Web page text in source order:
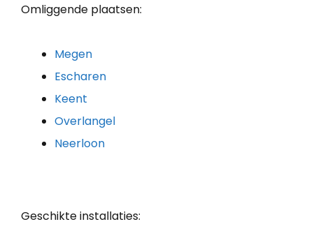
Omliggende plaatsen:
Megen
Escharen
Keent
Overlangel
Neerloon
Geschikte installaties: